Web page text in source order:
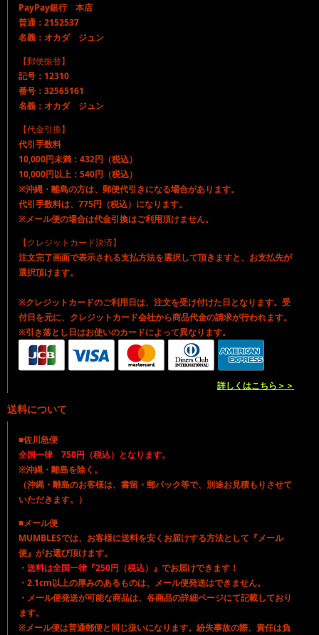
PayPay銀行 本店
普通：2152537
名義：オカダ ジュン
【郵便振替】
記号：12310
番号：32565161
名義：オカダ ジュン
【代金引換】
代引手数料
10,000円未満：432円（税込）
10,000円以上：540円（税込）
※沖縄・離島の方は、郵便代引きになる場合があります。
代引手数料は、775円（税込）になります。
※メール便の場合は代金引換はご利用頂けません。
【クレジットカード決済】
注文完了画面で表示される支払方法を選択して頂きますと、お支払先が
選択頂けます。
※クレジットカードのご利用日は、注文を受け付けた日となります。受
付日を元に、クレジットカード会社から商品代金の請求が行われます。
※引き落とし日はお使いのカードによって異なります。
詳しくはこちら＞＞
送料について
■佐川急便
全国一律 750円（税込）となります。
※沖縄・離島を除く。
（沖縄・離島のお客様は、書留・郵パック等で、別途お見積もりさせて
いただきます。）
■メール便
MUMBLESでは、お客様に送料を安くお届けする方法として『メール
便』がお選び頂けます。
・ 送料は全国一律『250円（税込）』 でお届けできます！
・2.1cm以上の厚みのあるものは、メール便発送はできません。
・メール便発送が可能な商品は、各商品の詳細ページにて記載しており
ます。
※メール便は普通郵便と同じ扱いになります。紛失事故の際、責任は負